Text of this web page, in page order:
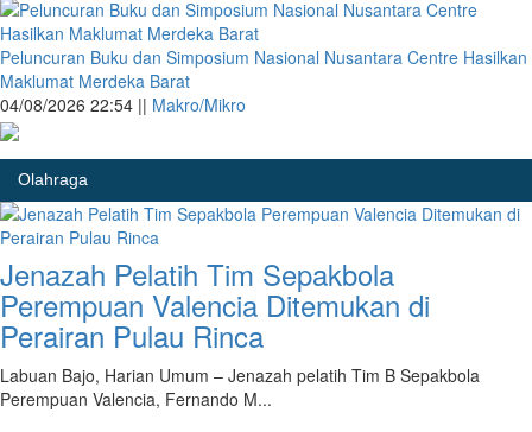
Peluncuran Buku dan Simposium Nasional Nusantara Centre Hasilkan
Maklumat Merdeka Barat
04/08/2026 22:54 || Makro/Mikro
Olahraga
Jenazah Pelatih Tim Sepakbola
Perempuan Valencia Ditemukan di
Perairan Pulau Rinca
Labuan Bajo, Harian Umum – Jenazah pelatih Tim B Sepakbola
Perempuan Valencia, Fernando M...